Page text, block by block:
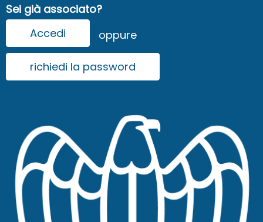
Sei già associato?
Accedi
oppure
richiedi la password